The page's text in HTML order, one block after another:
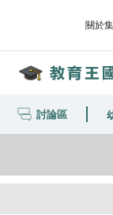
關於
討論區